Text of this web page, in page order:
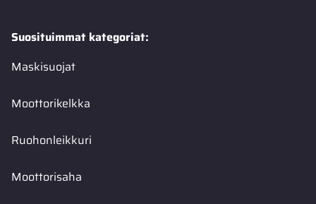
Suosituimmat kategoriat:
Maskisuojat
Moottorikelkka
Ruohonleikkuri
Moottorisaha